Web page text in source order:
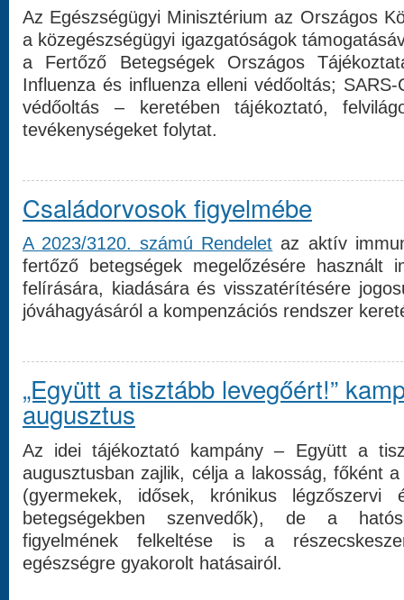
Az Egészségügyi Minisztérium az Országos
a közegészségügyi igazgatóságok
a Fertőző Betegségek Országos
Influenza és influenza elleni védőoltás;
védőoltás – keretében tájékoztató,
tevékenységeket folytat.
Családorvosok figyelmébe
A 2023/3120. számú Rendelet az aktív
fertőző betegségek megelőzésére használt
felírására, kiadására és visszatérítésére
jóváhagyásáról a kompenzációs rendszer
„Együtt a tisztább levegőért!”
augusztus
Az idei tájékoztató kampány – Együtt a
augusztusban zajlik, célja a lakosság, főként
(gyermekek, idősek, krónikus
betegségekben szenvedők), de a
figyelmének felkeltése is a
egészségre gyakorolt hatásairól.